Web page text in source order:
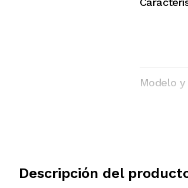
Modelo
Descripción del